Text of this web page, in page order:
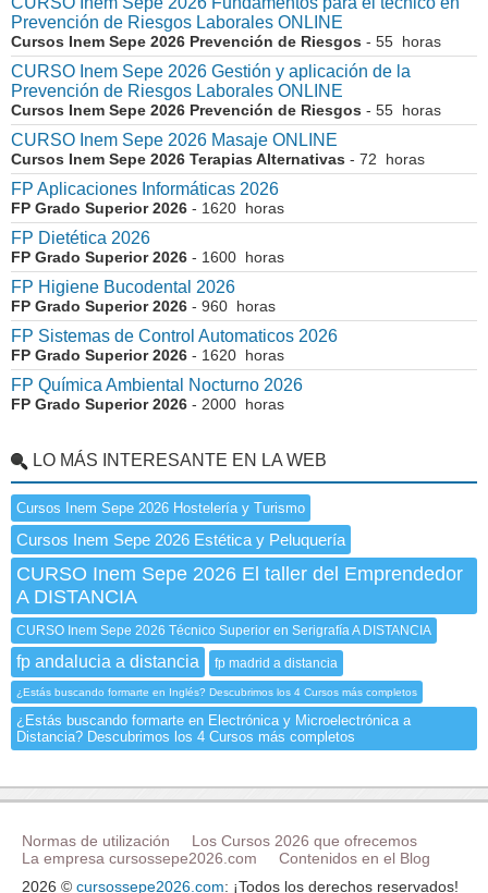
Prevención de Riesgos Laborales ONLINE
Cursos Inem Sepe 2026 Prevención de Riesgos - 55 horas
CURSO Inem Sepe 2026 Gestión y aplicación de la
Prevención de Riesgos Laborales ONLINE
Cursos Inem Sepe 2026 Prevención de Riesgos - 55 horas
CURSO Inem Sepe 2026 Masaje ONLINE
Cursos Inem Sepe 2026 Terapias Alternativas - 72 horas
FP Aplicaciones Informáticas 2026
FP Grado Superior 2026 - 1620 horas
FP Dietética 2026
FP Grado Superior 2026 - 1600 horas
FP Higiene Bucodental 2026
FP Grado Superior 2026 - 960 horas
FP Sistemas de Control Automaticos 2026
FP Grado Superior 2026 - 1620 horas
FP Química Ambiental Nocturno 2026
FP Grado Superior 2026 - 2000 horas
LO MÁS INTERESANTE EN LA WEB
Cursos Inem Sepe 2026 Hostelería y Turismo
Cursos Inem Sepe 2026 Estética y Peluquería
CURSO Inem Sepe 2026 El taller del Emprendedor
A DISTANCIA
CURSO Inem Sepe 2026 Técnico Superior en Serigrafía A DISTANCIA
fp andalucia a distancia fp madrid a distancia
¿Estás buscando formarte en Inglés? Descubrimos los 4 Cursos más completos
¿Estás buscando formarte en Electrónica y Microelectrónica a
Distancia? Descubrimos los 4 Cursos más completos
Normas de utilización
Los Cursos 2026 que ofrecemos
La empresa cursossepe2026.com
Contenidos en el Blog
2026 © cursossepe2026.com: ¡Todos los derechos reservados!